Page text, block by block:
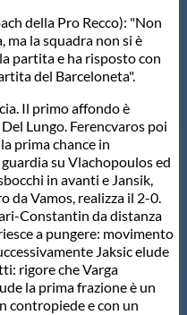
della Pro Recco): "Non
la squadra non si è
partita e ha risposto con
del Barceloneta".
Il primo affondo è
Lungo. Ferencvaros poi
prima chance in
su Vlachopoulos ed
in avanti e Jansik,
da Vamos, realizza il 2-0.
Constantin da distanza
a pungere: movimento
Jaksic elude
rigore che Varga
la prima frazione è un
contropiede e con un